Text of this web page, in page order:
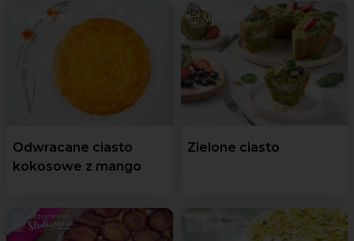
Odwracane ciasto
kokosowe z mango
Zielone ciasto